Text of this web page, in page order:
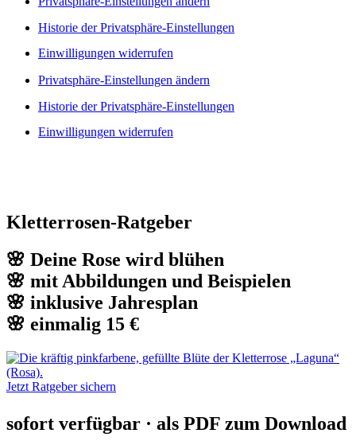
Historie der Privatsphäre-Einstellungen
Einwilligungen widerrufen
Privatsphäre-Einstellungen ändern
Historie der Privatsphäre-Einstellungen
Einwilligungen widerrufen
Kletterrosen-Ratgeber
🌸 Deine Rose wird blühen
🌸 mit Abbildungen und Beispielen
🌸 inklusive Jahresplan
🌸 einmalig 15 €
Jetzt Ratgeber sichern
sofort verfügbar · als PDF zum Download